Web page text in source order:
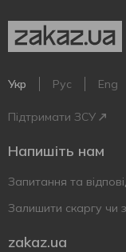
Укр Рус Eng
Підтримати ЗСУ
Напишіть нам
Запитання та
Залишити скаргу чи
zakaz.ua